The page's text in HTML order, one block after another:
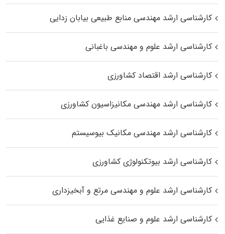
کارشناسی ارشد مهندسی منابع طبیعی بیابان زدایی
کارشناسی ارشد علوم و مهندسی باغبانی
کارشناسی ارشد اقتصاد کشاورزی
کارشناسی ارشد مهندسی مکانیزاسیون کشاورزی
کارشناسی ارشد مهندسی مکانیک بیوسیستم
کارشناسی ارشد بیوتکنولوژی کشاورزی
کارشناسی ارشد علوم و مهندسی مرتع و آبخیزداری
کارشناسی ارشد علوم و صنایع غذایی